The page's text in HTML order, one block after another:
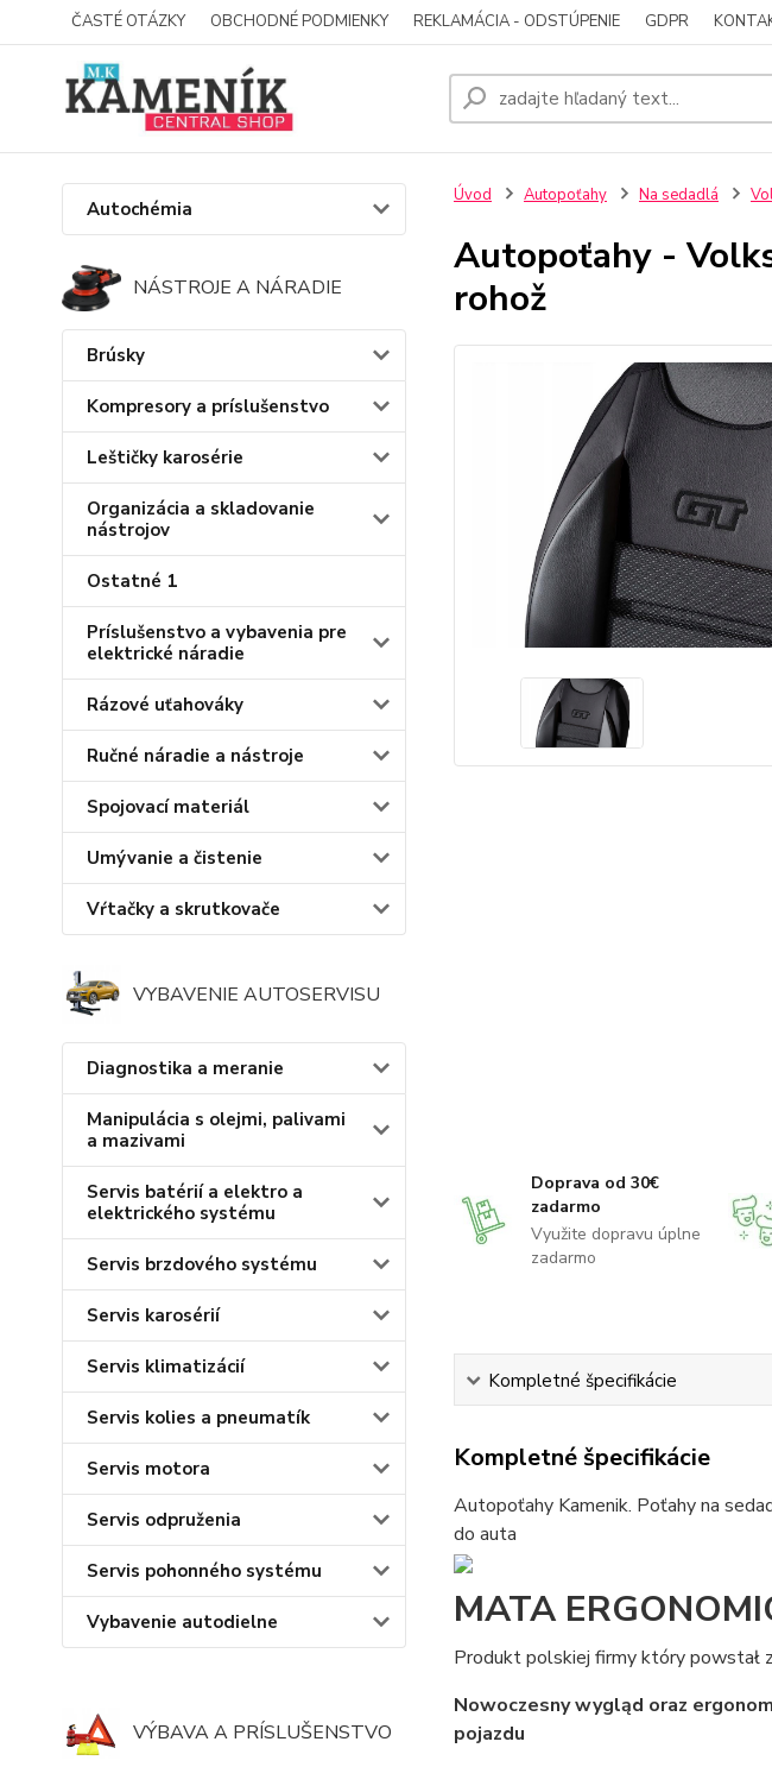
ČASTÉ OTÁZKY OBCHODNÉ PODMIENKY REKLAMÁCIA - ODSTÚPENIE GDPR
Autochémia
NÁSTROJE A NÁRADIE
Brúsky
Kompresory a príslušenstvo
Leštičky karosérie
Organizácia a skladovanie
nástrojov
Ostatné 1
Príslušenstvo a vybavenia pre
elektrické náradie
Rázové uťahováky
Ručné náradie a nástroje
Spojovací materiál
Umývanie a čistenie
Vŕtačky a skrutkovače
VYBAVENIE AUTOSERVISU
Diagnostika a meranie
Manipulácia s olejmi, palivami
a mazivami
Servis batérií a elektro a
elektrického systému
Servis brzdového systému
Servis karosérií
Servis klimatizácií
Servis kolies a pneumatík
Servis motora
Servis odpruženia
Servis pohonného systému
Vybavenie autodielne
VÝBAVA A PRÍSLUŠENSTVO
Úvod Autopoťahy Na sedadlá
Autopoťahy -
rohož
Doprava od 30€
zadarmo
Využite dopravu úplne
zadarmo
Kompletné špecifikácie
Kompletné špecifikácie
Autopoťahy Kamenik. Poťahy na
do auta
MATA
Produkt polskiej firmy który powstał
Nowoczesny wygląd oraz
pojazdu